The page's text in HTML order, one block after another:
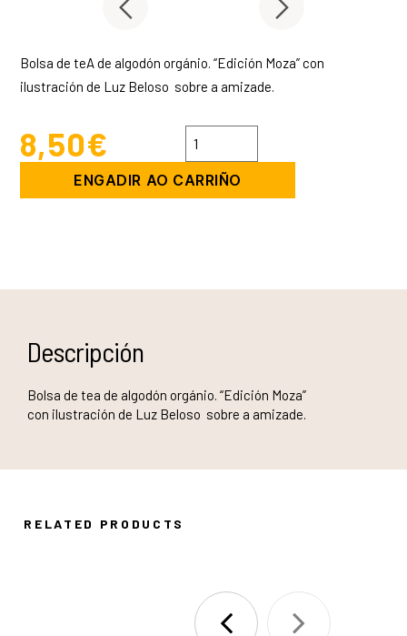
Bolsa de teA de algodón orgánio. “Edición Moza” con
ilustración de Luz Beloso sobre a amizade.
8,50€
TEA
AMIZADE
cantidade
ENGADIR AO CARRIÑO
Descripción
Bolsa de tea de algodón orgánio. “Edición Moza”
con ilustración de Luz Beloso sobre a amizade.
RELATED PRODUCTS